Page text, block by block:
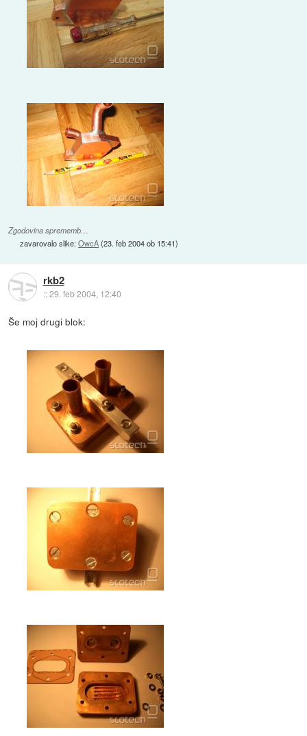
Zgodovina sprememb…
zavarovalo slike:OwcA(23. feb 2004 ob 15:41)
rkb2
::29. feb 2004, 12:40
Še moj drugi blok: